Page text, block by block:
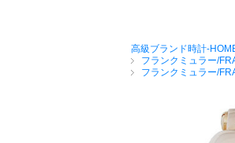
高級ブランド時計-
フランクミュラー/
フランクミュラー/